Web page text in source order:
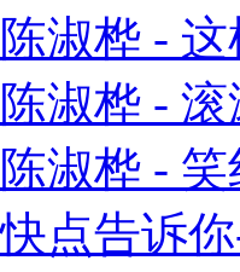
陈淑桦 -
陈淑桦 -
陈淑桦 - 笑
快点告诉